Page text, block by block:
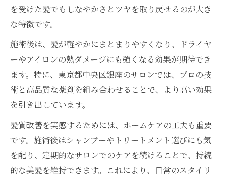
を受けた髪でもしなやかさとツヤを取り戻せるのが大き
な特徴です。
施術後は、髪が軽やかにまとまりやすくなり、ドライヤ
ーやアイロンの熱ダメージにも強くなる効果が期待でき
ます。特に、東京都中央区銀座のサロンでは、プロの技
術と高品質な薬剤を組み合わせることで、より高い効果
を引き出しています。
髪質改善を実感するためには、ホームケアの工夫も重要
です。施術後はシャンプーやトリートメント選びにも気
を配り、定期的なサロンでのケアを続けることで、持続
的な美髪を維持できます。これにより、日常のスタイリ